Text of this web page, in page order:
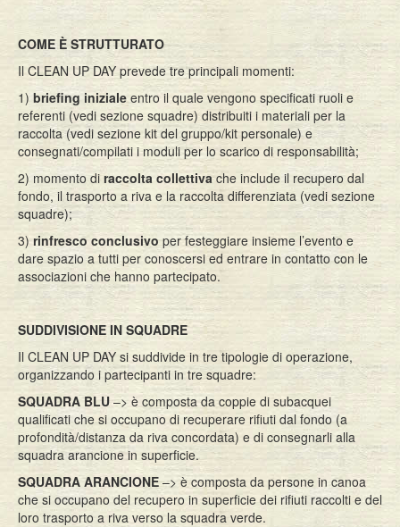
COME È STRUTTURATO
Il CLEAN UP DAY prevede tre principali momenti:
1) briefing inizialeentro il quale vengono specificati ruoli e
referenti (vedi sezione squadre) distribuiti i materiali per la
raccolta (vedi sezione kit del gruppo/kit personale) e
consegnati/compilati i moduli per lo scarico di responsabilità;
2) momento di raccolta collettivache include il recupero dal
fondo, il trasporto a riva e la raccolta differenziata (vedi sezione
squadre);
3) rinfresco conclusivo per festeggiare insieme l’evento e
dare spazio a tutti per conoscersi ed entrare in contatto con le
associazioni che hanno partecipato.
SUDDIVISIONE IN SQUADRE
Il CLEAN UP DAY si suddivide in tre tipologie di operazione,
organizzando i partecipanti in tre squadre:
SQUADRA BLU–> è composta da coppie di subacquei
qualificati che si occupano di recuperare rifiuti dal fondo (a
profondità/distanza da riva concordata) e di consegnarli alla
squadra arancione in superficie.
SQUADRA ARANCIONE –> è composta da persone in canoa
che si occupano del recupero in superficie dei rifiuti raccolti e del
loro trasporto a riva verso la squadra verde.